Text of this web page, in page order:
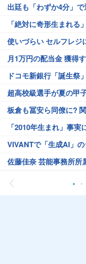
出廷も「わずか4分」
「絶対に奇形生まれる
使いづらい セルフレジ
月1万円の配当金 獲得
ドコモ新銀行「誕生祭
超高校級選手が夏の甲
板倉も冨安ら同僚に?
「2010年生まれ」事実
VIVANTで「生成AI」
佐藤佳奈 芸能事務所所